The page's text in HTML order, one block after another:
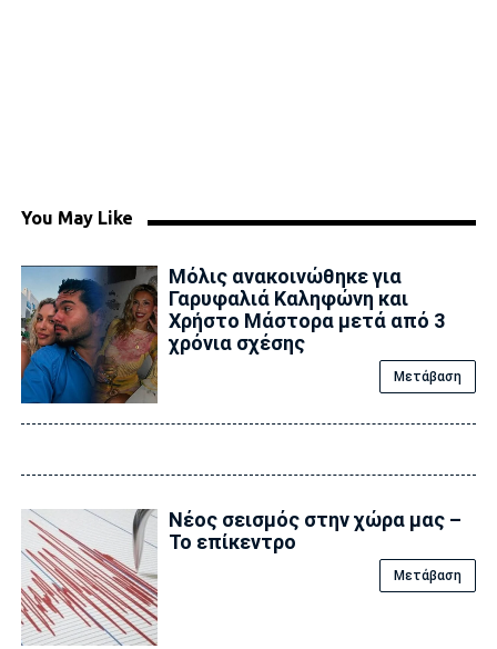
You May Like
Μόλις ανακοινώθηκε για
Γαρυφαλιά Καληφώνη και
Χρήστο Μάστορα μετά από 3
χρόνια σχέσης
Μετάβαση
Νέος σεισμός στην χώρα μας –
Το επίκεντρο
Μετάβαση